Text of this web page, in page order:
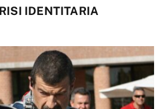
IDENTITARIA